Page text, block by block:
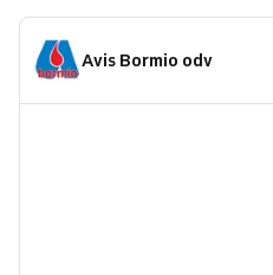
Avis Bormio odv